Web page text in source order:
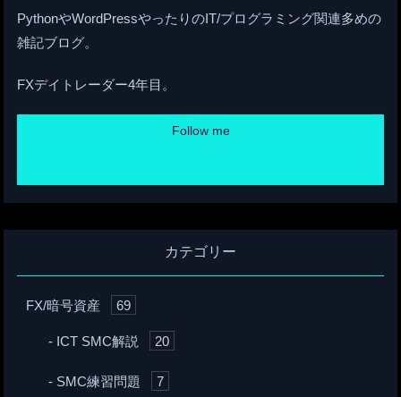
PythonやWordPressやったりのIT/プログラミング関連多めの
雑記ブログ。
FXデイトレーダー4年目。
Follow me
カテゴリー
FX/暗号資産 69
ICT SMC解説 20
SMC練習問題 7